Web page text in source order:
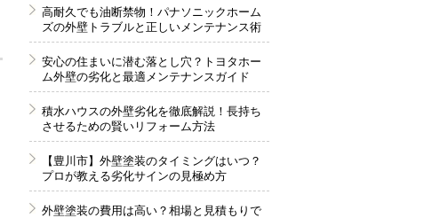
高耐久でも油断禁物！パナソニックホーム
ズの外壁トラブルと正しいメンテナンス術
安心の住まいに潜む落とし穴？トヨタホー
ム外壁の劣化と最適メンテナンスガイド
積水ハウスの外壁劣化を徹底解説！長持ち
させるための賢いリフォーム方法
【豊川市】外壁塗装のタイミングはいつ？
プロが教える劣化サインの見極め方
外壁塗装の費用は高い？相場と見積もりで